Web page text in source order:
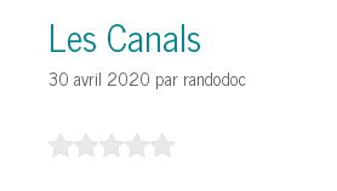
Les Canals
30 avril 2020 par randodoc